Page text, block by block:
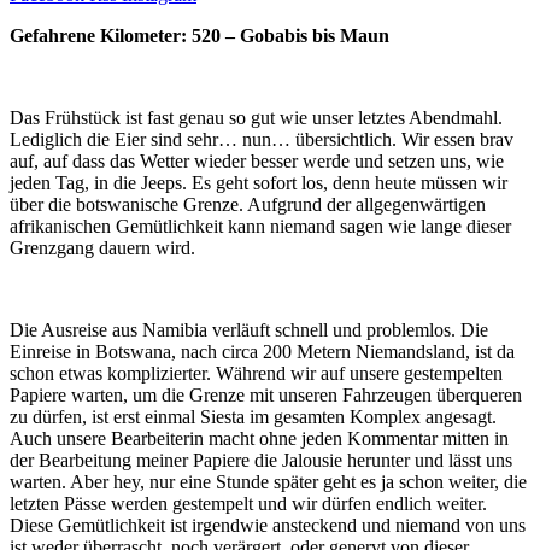
Gefahrene Kilometer: 520 – Gobabis bis Maun
Das Frühstück ist fast genau so gut wie unser letztes Abendmahl.
Lediglich die Eier sind sehr… nun… übersichtlich. Wir essen brav
auf, auf dass das Wetter wieder besser werde und setzen uns, wie
jeden Tag, in die Jeeps. Es geht sofort los, denn heute müssen wir
über die botswanische Grenze. Aufgrund der allgegenwärtigen
afrikanischen Gemütlichkeit kann niemand sagen wie lange dieser
Grenzgang dauern wird.
Die Ausreise aus Namibia verläuft schnell und problemlos. Die
Einreise in Botswana, nach circa 200 Metern Niemandsland, ist da
schon etwas komplizierter. Während wir auf unsere gestempelten
Papiere warten, um die Grenze mit unseren Fahrzeugen überqueren
zu dürfen, ist erst einmal Siesta im gesamten Komplex angesagt.
Auch unsere Bearbeiterin macht ohne jeden Kommentar mitten in
der Bearbeitung meiner Papiere die Jalousie herunter und lässt uns
warten. Aber hey, nur eine Stunde später geht es ja schon weiter, die
letzten Pässe werden gestempelt und wir dürfen endlich weiter.
Diese Gemütlichkeit ist irgendwie ansteckend und niemand von uns